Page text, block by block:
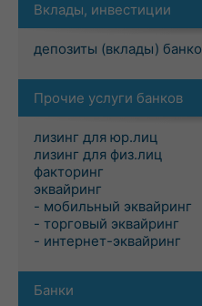
Вклады, инвестиции
депозиты (вклады)
Прочие услуги банков
лизинг для юр.лиц
лизинг для физ.лиц
факторинг
эквайринг
- мобильный эквайринг
- торговый эквайринг
- интернет-эквайринг
Банки